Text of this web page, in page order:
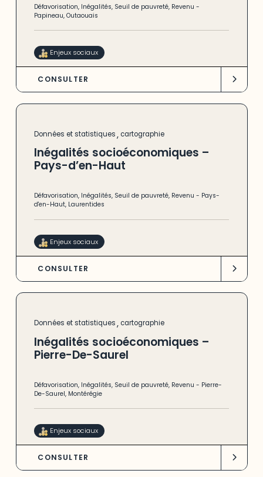
Défavorisation, Inégalités, Seuil de pauvreté, Revenu -
Papineau,Outaouais
Enjeux sociaux
CONSULTER
Données et statistiques, cartographie
Inégalités socioéconomiques –
Pays-d’en-Haut
Défavorisation, Inégalités, Seuil de pauvreté, Revenu - Pays-
d'en-Haut, Laurentides
Enjeux sociaux
CONSULTER
Données et statistiques, cartographie
Inégalités socioéconomiques –
Pierre-De-Saurel
Défavorisation, Inégalités, Seuil de pauvreté, Revenu - Pierre-
De-Saurel, Montérégie
Enjeux sociaux
CONSULTER